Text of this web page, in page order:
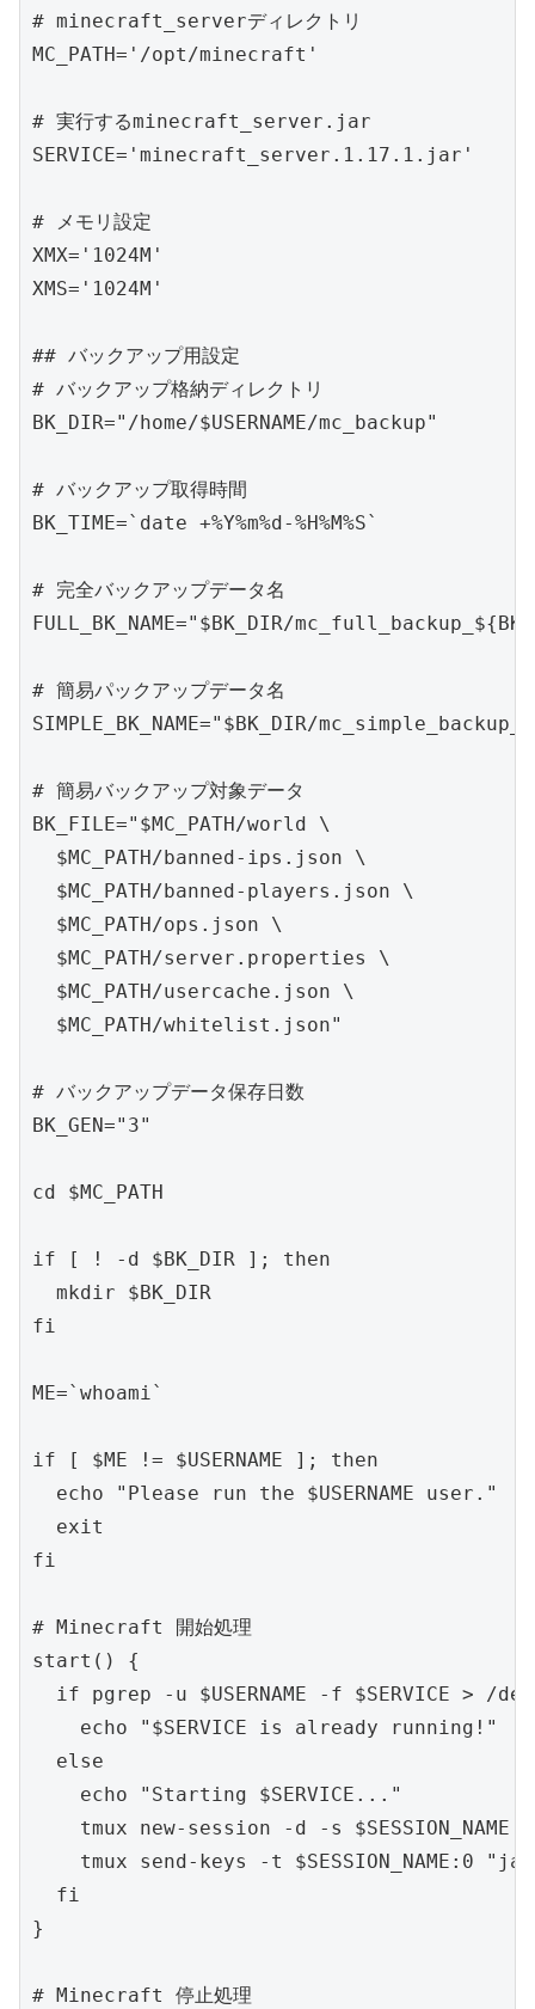
# minecraft_serverディレクトリ
MC_PATH='/opt/minecraft'
# 実行するminecraft_server.jar
SERVICE='minecraft_server.1.17.1.jar'
# メモリ設定
XMX='1024M'
XMS='1024M'
## バックアップ用設定
# バックアップ格納ディレクトリ
BK_DIR="/home/$USERNAME/mc_backup"
# バックアップ取得時間
BK_TIME=`date +%Y%m%d-%H%M%S`
# 完全バックアップデータ名
FULL_BK_NAME="$BK_DIR/
# 簡易パックアップデータ名
SIMPLE_BK_NAME="$BK_DIR/
# 簡易バックアップ対象データ
BK_FILE="$MC_PATH/world \
  $MC_PATH/banned-ips.json \
  $MC_PATH/banned-players.json \
  $MC_PATH/ops.json \
  $MC_PATH/server.properties \
  $MC_PATH/usercache.json \
  $MC_PATH/whitelist.json"
# バックアップデータ保存日数
BK_GEN="3"
cd $MC_PATH
if [ ! -d $BK_DIR ]; then
  mkdir $BK_DIR
fi
ME=`whoami`
if [ $ME != $USERNAME ]; then
  echo "Please run the $USERNAME user."
  exit
fi
# Minecraft 開始処理
start() {
if pgrep -u $USERNAME -f $SERVICE > /
    echo "$SERVICE is already running!"
  else
    echo "Starting $SERVICE..."
    tmux new-session -d -s $SESSION_NAME
tmux send-keys -t $SESSION_NAME:0
  fi
}
# Minecraft 停止処理